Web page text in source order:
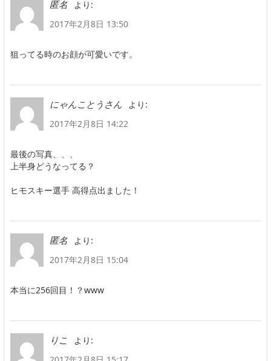
匿名
より:
2017年2月8日 13:50
狙ってる時のお顔が可愛いです。
にゃんことうさん
より:
2017年2月8日 14:22
最後の写真、、、
上半身どうなってる？
ヒモスキー選手 高得点出ました！
匿名
より:
2017年2月8日 15:04
本当に256回目！？www
りこ
より: